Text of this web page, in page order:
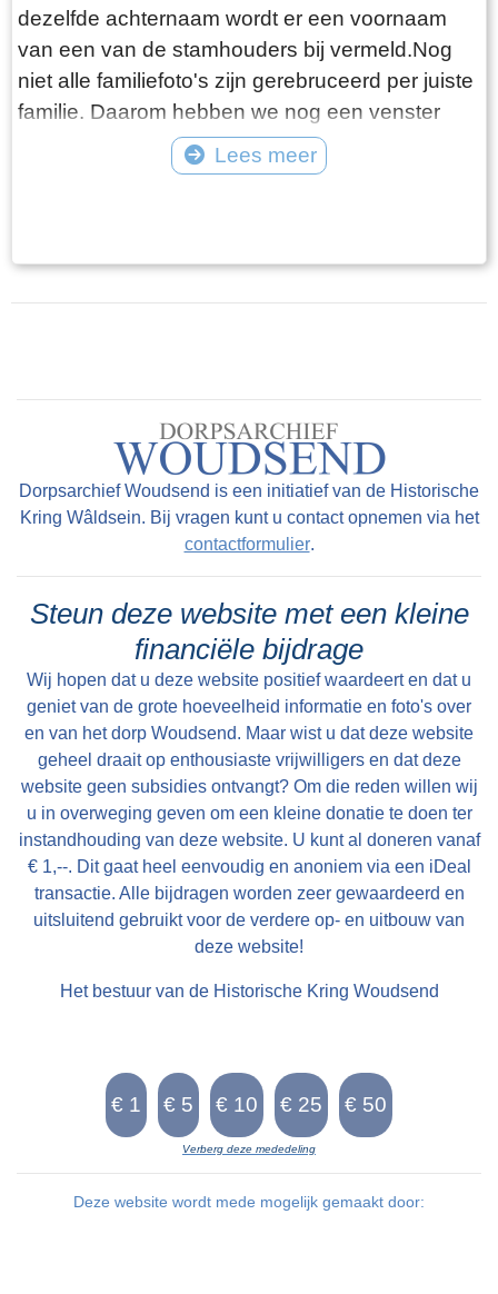
dezelfde achternaam wordt er een voornaam
van een van de stamhouders bij vermeld.Nog
niet alle familiefoto's zijn gerebruceerd per juiste
familie. Daarom hebben we nog een venster
"Diverse families". Bijgaande foto is van familie
Lees meer
Dorpsarchief Woudsend is een initiatief van de Historische
Kring Wâldsein. Bij vragen kunt u contact opnemen via het
contactformulier.
Steun deze website met een kleine
financiële bijdrage
Wij hopen dat u deze website positief waardeert en dat u
geniet van de grote hoeveelheid informatie en foto's over
en van het dorp Woudsend. Maar wist u dat deze website
geheel draait op enthousiaste vrijwilligers en dat deze
website geen subsidies ontvangt? Om die reden willen wij
u in overweging geven om een kleine donatie te doen ter
instandhouding van deze website. U kunt al doneren vanaf
€ 1,--. Dit gaat heel eenvoudig en anoniem via een iDeal
transactie. Alle bijdragen worden zeer gewaardeerd en
uitsluitend gebruikt voor de verdere op- en uitbouw van
deze website!
Het bestuur van de Historische Kring Woudsend
Verberg deze mededeling
Deze website wordt mede mogelijk gemaakt door: